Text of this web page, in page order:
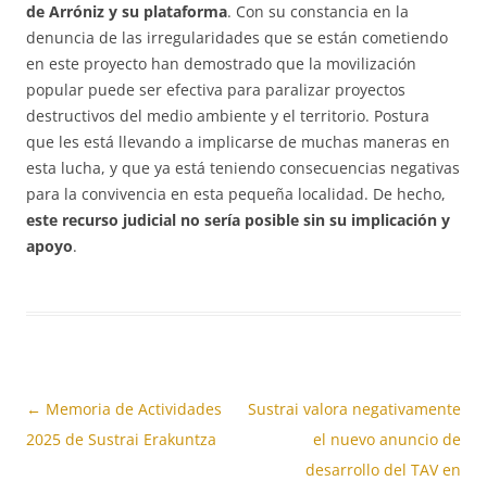
de Arróniz y su plataforma. Con su constancia en la
denuncia de las irregularidades que se están cometiendo
en este proyecto han demostrado que la movilización
popular puede ser efectiva para paralizar proyectos
destructivos del medio ambiente y el territorio. Postura
que les está llevando a implicarse de muchas maneras en
esta lucha, y que ya está teniendo consecuencias negativas
para la convivencia en esta pequeña localidad. De hecho,
este recurso judicial no sería posible sin su implicación y
apoyo.
Navegación
de
← Memoria de Actividades
2025 de Sustrai Erakuntza
Sustrai valora negativamente
el nuevo anuncio de
desarrollo del TAV en